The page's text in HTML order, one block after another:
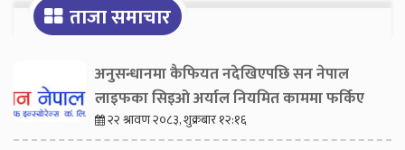
ताजा समाचार
अनुसन्धानमा कैफियत नदेखिएपछि सन नेपाल
लाइफका सिइओ अर्याल नियमित काममा फर्किए
२२ श्रावण २०८३, शुक्रबार १२:१६